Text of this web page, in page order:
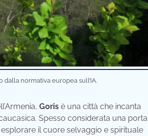
normativa europea sull’IA.
Goris è una città che incanta
Spesso considerata una porta
il cuore selvaggio e spirituale